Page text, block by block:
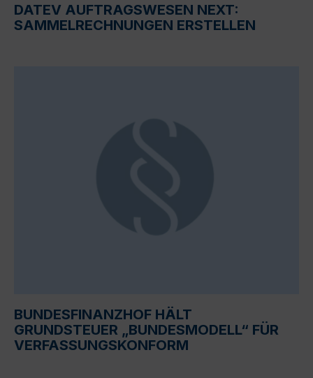
DATEV AUFTRAGSWESEN NEXT:
SAMMELRECHNUNGEN ERSTELLEN
BUNDESFINANZHOF HÄLT
GRUNDSTEUER „BUNDESMODELL“ FÜR
VERFASSUNGSKONFORM